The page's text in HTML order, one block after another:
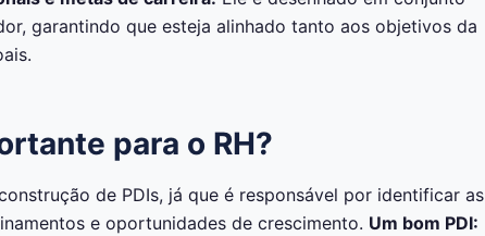
garantindo que esteja alinhado tanto aos objetivos da
para o RH?
de PDIs, já que é responsável por identificar as
e oportunidades de crescimento. Um bom PDI: